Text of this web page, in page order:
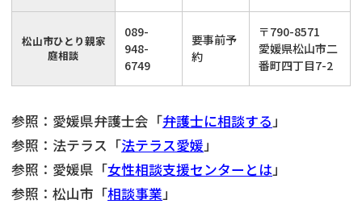
松山市ひとり親家
庭相談
089-
948-
6749
要事前予
約
〒790-8571
愛媛県松山市二
番町四丁目7-2
参照：愛媛県弁護士会「弁護士に相談する 」
参照：法テラス「法テラス愛媛 」
参照：愛媛県「女性相談支援センターとは」
参照：松山市「相談事業 」